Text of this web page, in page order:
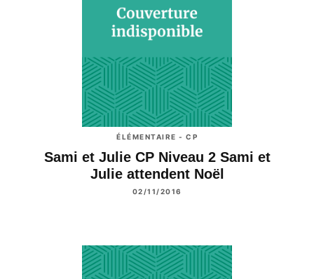
ÉLÉMENTAIRE - CP
Sami et Julie CP Niveau 2 Sami et
Julie attendent Noël
02/11/2016